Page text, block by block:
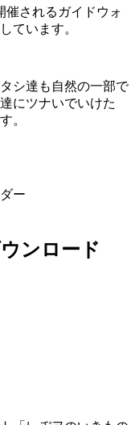
催されるガイドウォ
ています。
シ達も自然の一部で
にツナいでいけた
。
ー
ンロード